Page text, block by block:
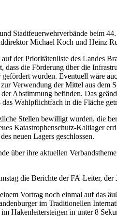
Stadtfeuerwehrverbände beim
Michael Koch und Heinz
der Prioritätenliste des Landes
die Förderung über die
wurden. Eventuell wäre
Verwendung der Mittel aus
Abstimmung befinden. Das
Wahlpflichtfach in die Fläche
Stellen bewilligt wurden, die
Katastrophenschutz-Kaltlager
neuen Lagers geschlossen.
über ihre aktuellen
die Berichte der FA-Leiter,
Vortrag noch einmal auf das
im Traditionellen
Hakenleitersteigen in unter 8